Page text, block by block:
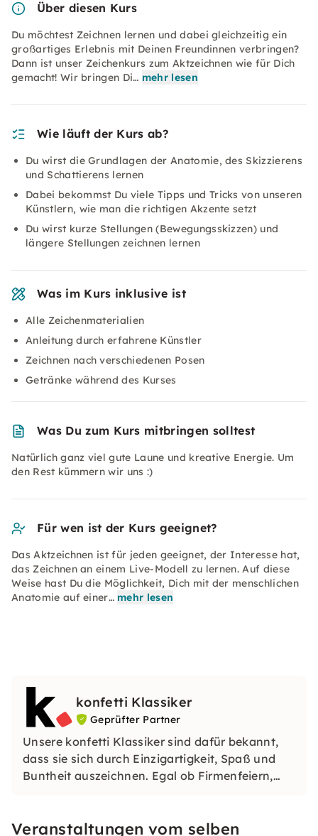
Über diesen Kurs
Du möchtest Zeichnen lernen und dabei gleichzeitig ein
großartiges Erlebnis mit Deinen Freundinnen verbringen?
Dann ist unser Zeichenkurs zum Aktzeichnen wie für Dich
gemacht! Wir bringen Di… mehr lesen
Wie läuft der Kurs ab?
Du wirst die Grundlagen der Anatomie, des Skizzierens
und Schattierens lernen
Dabei bekommst Du viele Tipps und Tricks von unseren
Künstlern, wie man die richtigen Akzente setzt
Du wirst kurze Stellungen (Bewegungsskizzen) und
längere Stellungen zeichnen lernen
Was im Kurs inklusive ist
Alle Zeichenmaterialien
Anleitung durch erfahrene Künstler
Zeichnen nach verschiedenen Posen
Getränke während des Kurses
Was Du zum Kurs mitbringen solltest
Natürlich ganz viel gute Laune und kreative Energie. Um
den Rest kümmern wir uns :)
Für wen ist der Kurs geeignet?
Das Aktzeichnen ist für jeden geeignet, der Interesse hat,
das Zeichnen an einem Live-Modell zu lernen. Auf diese
Weise hast Du die Möglichkeit, Dich mit der menschlichen
Anatomie auf einer… mehr lesen
konfetti Klassiker
Geprüfter Partner
Unsere konfetti Klassiker sind dafür bekannt,
dass sie sich durch Einzigartigkeit, Spaß und
Buntheit auszeichnen. Egal ob Firmenfeiern,
erleben, welches Du so schnell nicht vergessen
Veranstaltungen vom selben